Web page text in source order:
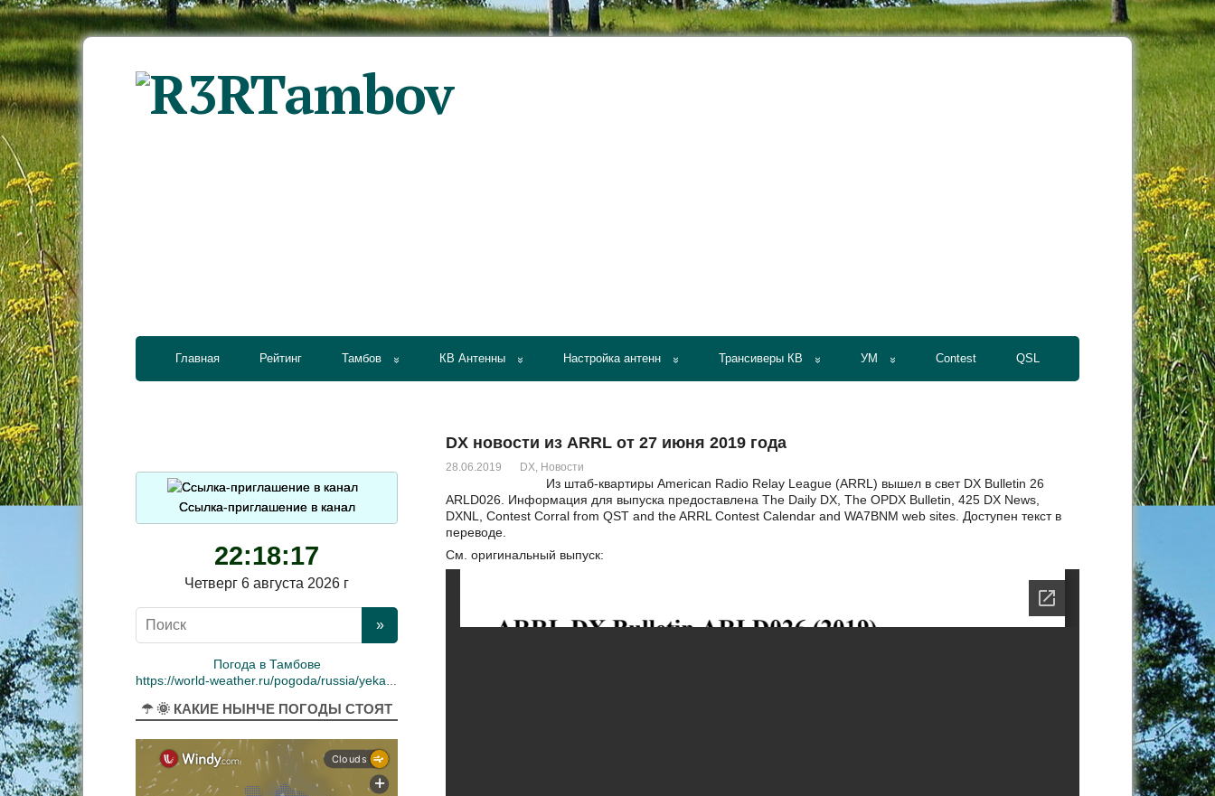
Главная Рейтинг Тамбов КВ Антенны Настройка антенн Трансиверы КВ УМ Contest QSL
DX новости из ARRL от 27 июня 2019 года
28.06.2019 DX, Новости
Из штаб-квартиры American Radio Relay League (ARRL) вышел в свет DX Bulletin 26
ARLD026. Информация для выпуска предоставлена The Daily DX, The OPDX Bulletin, 425 DX News,
DXNL, Contest Corral from QST and the ARRL Contest Calendar and WA7BNM web sites. Доступен текст в
переводе.
См. оригинальный выпуск:
Ссылка-приглашение в канал
22:18:18
Четверг 6 августа 2026 г
Погода в Тамбове
https://world-weather.ru/pogoda/russia/yekaterinburg/
☂ 🌞 КАКИЕ НЫНЧЕ ПОГОДЫ СТОЯТ